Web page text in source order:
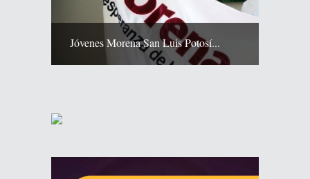
Jóvenes Morena San Luis Potosí...